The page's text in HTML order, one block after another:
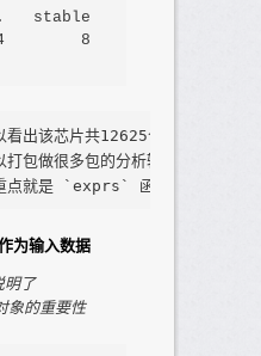
. stable
8
看出该芯片共12625个探针，这22
包做很多包的分析输入数据。
为输入数据
明了
象的重要性